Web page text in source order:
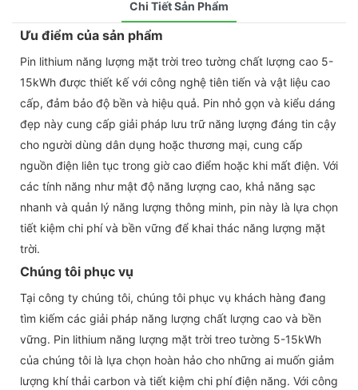
Chi Tiết Sản Phẩm
Ưu điểm của sản phẩm
Pin lithium năng lượng mặt trời treo tường chất lượng cao 5-
15kWh được thiết kế với công nghệ tiên tiến và vật liệu cao
cấp, đảm bảo độ bền và hiệu quả. Pin nhỏ gọn và kiểu dáng
đẹp này cung cấp giải pháp lưu trữ năng lượng đáng tin cậy
cho người dùng dân dụng hoặc thương mại, cung cấp
nguồn điện liên tục trong giờ cao điểm hoặc khi mất điện. Với
các tính năng như mật độ năng lượng cao, khả năng sạc
nhanh và quản lý năng lượng thông minh, pin này là lựa chọn
tiết kiệm chi phí và bền vững để khai thác năng lượng mặt
trời.
Chúng tôi phục vụ
Tại công ty chúng tôi, chúng tôi phục vụ khách hàng đang
tìm kiếm các giải pháp năng lượng chất lượng cao và bền
vững. Pin lithium năng lượng mặt trời treo tường 5-15kWh
của chúng tôi là lựa chọn hoàn hảo cho những ai muốn giảm
lượng khí thải carbon và tiết kiệm chi phí điện năng. Với công